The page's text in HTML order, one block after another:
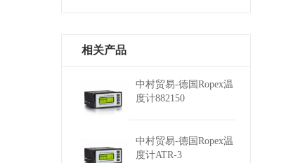
相关产品
中村贸易-德国Ropex温
度计882150
中村贸易-德国Ropex温
度计ATR-3